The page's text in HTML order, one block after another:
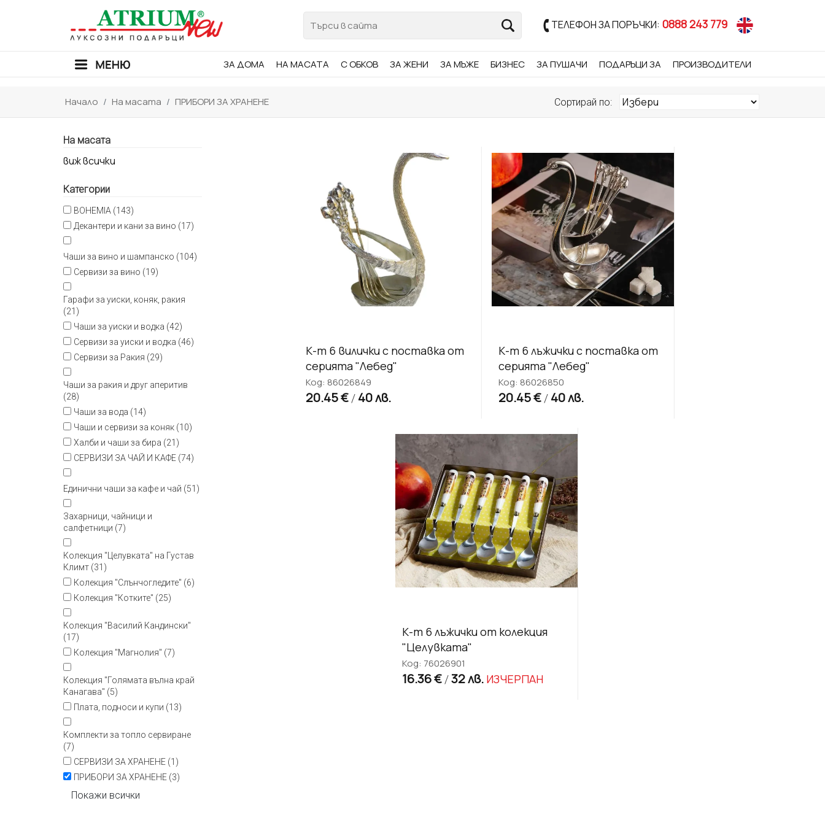
ТЕЛЕФОН ЗА ПОРЪЧКИ: 0888 243 779
ЗА ДОМА НА МАСАТА С ОБКОВ ЗА ЖЕНИ ЗА МЪЖЕ БИЗНЕС ЗА ПУШАЧИ ПОДАРЪЦИ ЗА ПРОИЗВОДИТЕЛИ
Начало На масата ПРИБОРИ ЗА ХРАНЕНЕ Сортирай по:
На масата
виж всички
Категории
BOHEMIA (143)
Декантери и кани за вино (17)
Чаши за вино и шампанско (104)
Сервизи за вино (19)
Гарафи за уиски, коняк, ракия
(21)
Чаши за уиски и водка (42)
Сервизи за уиски и водка (46)
Сервизи за Ракия (29)
Чаши за ракия и друг аперитив
(28)
Чаши за вода (14)
Чаши и сервизи за коняк (10)
Халби и чаши за бира (21)
СЕРВИЗИ ЗА ЧАЙ И КАФЕ (74)
Единични чаши за кафе и чай (51)
Захарници, чайници и
салфетници (7)
Колекция "Целувката" на Густав
Климт (31)
Колекция "Слънчогледите" (6)
Колекция "Котките" (25)
Колекция "Василий Кандински"
(17)
Колекция "Магнолия" (7)
Колекция "Голямата вълна край
Канагава" (5)
Плата, подноси и купи (13)
Комплекти за топло сервиране
(7)
СЕРВИЗИ ЗА ХРАНЕНЕ (1)
ПРИБОРИ ЗА ХРАНЕНЕ (3)
Покажи всички
К-т 6 вилички с поставка от
серията "Лебед"
Код: 86026849
20.45 €/ 40 лв.
К-т 6 лъжички с поставка от
серията "Лебед"
Код: 86026850
20.45 €/ 40 лв.
К-т 6 лъжички от колекция
"Целувката"
Код: 76026901
16.36 €/32 лв. ИЗЧЕРПАН